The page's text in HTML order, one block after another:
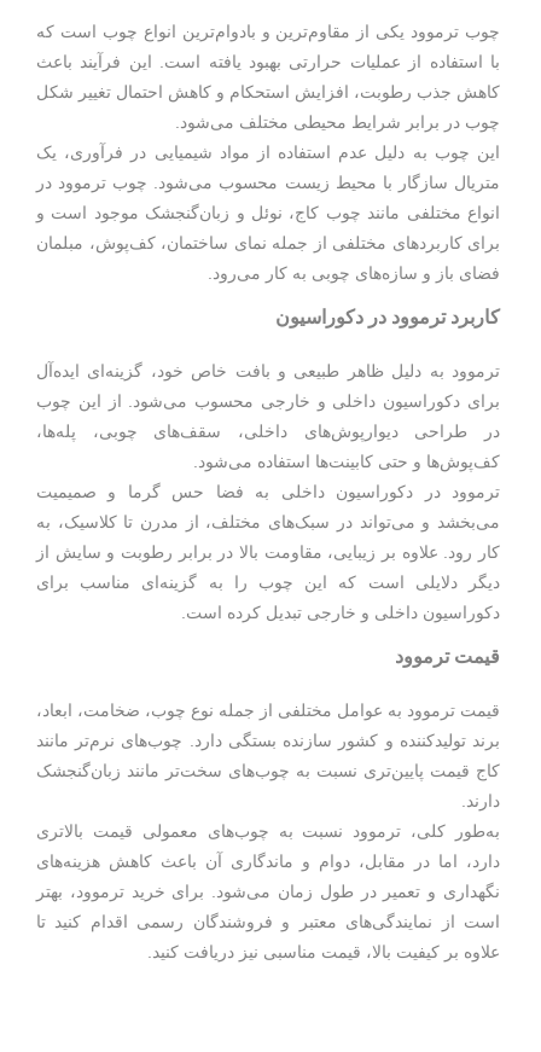
چوب ترموود یکی از مقاوم‌ترین و بادوام‌ترین انواع چوب است که
با استفاده از عملیات حرارتی بهبود یافته است. این فرآیند باعث
کاهش جذب رطوبت، افزایش استحکام و کاهش احتمال تغییر شکل
چوب در برابر شرایط محیطی مختلف می‌شود.
این چوب به دلیل عدم استفاده از مواد شیمیایی در فرآوری، یک
متریال سازگار با محیط زیست محسوب می‌شود. چوب ترموود در
انواع مختلفی مانند چوب کاج، نوئل و زبان‌گنجشک موجود است و
برای کاربردهای مختلفی از جمله نمای ساختمان، کف‌پوش، مبلمان
فضای باز و سازه‌های چوبی به کار می‌رود.
کاربرد ترموود در دکوراسیون
ترموود به دلیل ظاهر طبیعی و بافت خاص خود، گزینه‌ای ایده‌آل
برای دکوراسیون داخلی و خارجی محسوب می‌شود. از این چوب
در طراحی دیوارپوش‌های داخلی، سقف‌های چوبی، پله‌ها،
کف‌پوش‌ها و حتی کابینت‌ها استفاده می‌شود.
ترموود در دکوراسیون داخلی به فضا حس گرما و صمیمیت
می‌بخشد و می‌تواند در سبک‌های مختلف، از مدرن تا کلاسیک، به
کار رود. علاوه بر زیبایی، مقاومت بالا در برابر رطوبت و سایش از
دیگر دلایلی است که این چوب را به گزینه‌ای مناسب برای
دکوراسیون داخلی و خارجی تبدیل کرده است.
قیمت ترموود
قیمت ترموود به عوامل مختلفی از جمله نوع چوب، ضخامت، ابعاد،
برند تولیدکننده و کشور سازنده بستگی دارد. چوب‌های نرم‌تر مانند
کاج قیمت پایین‌تری نسبت به چوب‌های سخت‌تر مانند زبان‌گنجشک
دارند.
به‌طور کلی، ترموود نسبت به چوب‌های معمولی قیمت بالاتری
دارد، اما در مقابل، دوام و ماندگاری آن باعث کاهش هزینه‌های
نگهداری و تعمیر در طول زمان می‌شود. برای خرید ترموود، بهتر
است از نمایندگی‌های معتبر و فروشندگان رسمی اقدام کنید تا
علاوه بر کیفیت بالا، قیمت مناسبی نیز دریافت کنید.